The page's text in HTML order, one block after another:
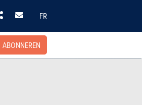
FR
ABONNEREN